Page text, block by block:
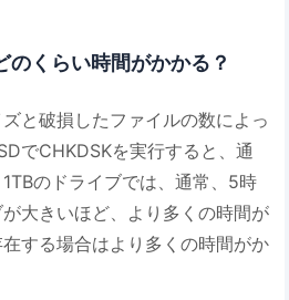
くらい時間がかかる？
と破損したファイルの数によっ
でCHKDSKを実行すると、通
のドライブでは、通常、5時
大きいほど、より多くの時間が
する場合はより多くの時間がか